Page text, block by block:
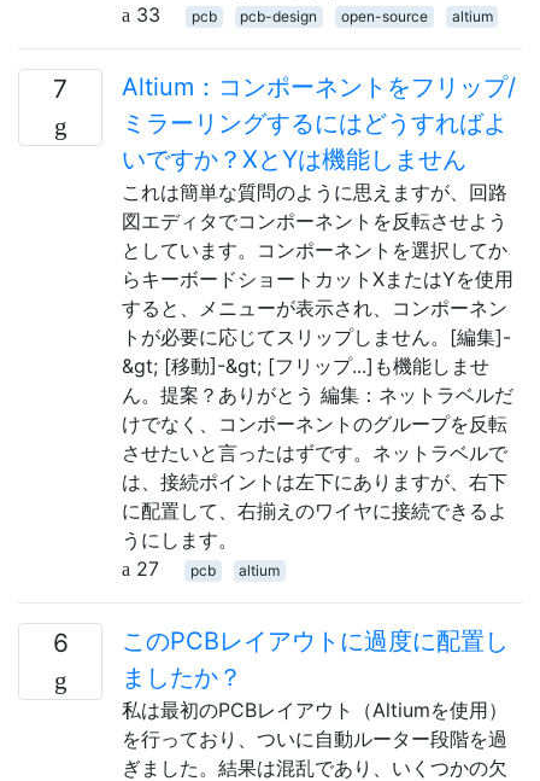
33
pcb pcb-design open-source altium
7
Altium：コンポーネントをフリップ/
ミラーリングするにはどうすればよ
いですか？XとYは機能しません
これは簡単な質問のように思えますが、回路
図エディタでコンポーネントを反転させよう
としています。コンポーネントを選択してか
らキーボードショートカットXまたはYを使用
すると、メニューが表示され、コンポーネン
トが必要に応じてスリップしません。[編集]-
&gt; [移動]-&gt; [フリップ...]も機能しませ
ん。提案？ありがとう 編集：ネットラベルだ
けでなく、コンポーネントのグループを反転
させたいと言ったはずです。ネットラベルで
は、接続ポイントは左下にありますが、右下
に配置して、右揃えのワイヤに接続できるよ
うにします。
27
pcb altium
6
このPCBレイアウトに過度に配置し
ましたか？
私は最初のPCBレイアウト（Altiumを使用）
を行っており、ついに自動ルーター段階を過
ぎました。結果は混乱であり、いくつかの欠